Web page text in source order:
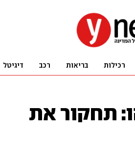
רכילות בריאות רכב דיגיטל
תחקור את